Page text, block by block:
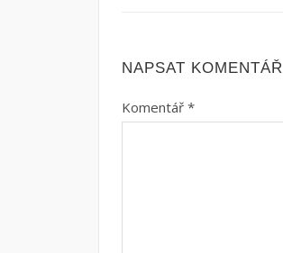
NAPSAT KOMENTÁŘ
Komentář *